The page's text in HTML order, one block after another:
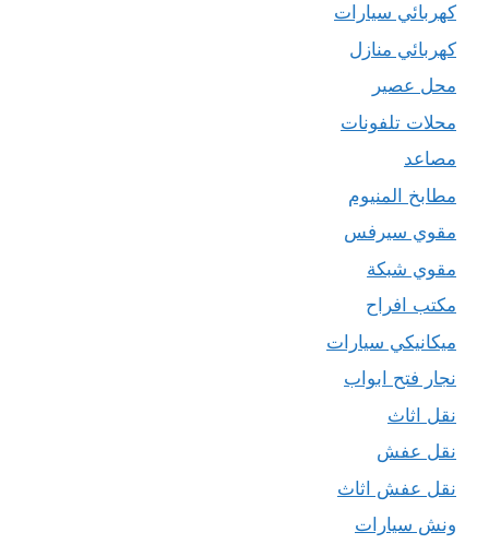
كهربائي سيارات
كهربائي منازل
محل عصير
محلات تلفونات
مصاعد
مطابخ المنيوم
مقوي سيرفس
مقوي شبكة
مكتب افراح
ميكانيكي سيارات
نجار فتح ابواب
نقل اثاث
نقل عفش
نقل عفش اثاث
ونش سيارات